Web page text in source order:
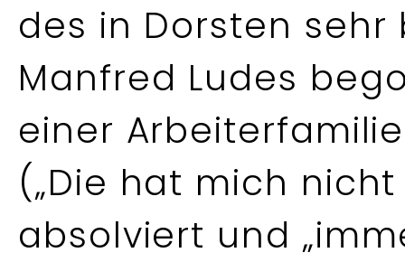
des in Dorsten
Manfred Ludes
einer
(„Die hat mich
absolviert und